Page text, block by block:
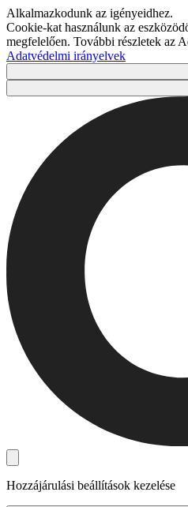
Alkalmazkodunk az igényeidhez.
Cookie-kat használunk az
megfelelően. További részletek az
Adatvédelmi irányelvek
Hozzájárulási beállítások kezelése